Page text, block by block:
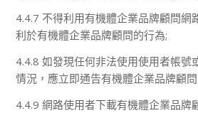
4.4.7 不得利用有機體企業品牌顧問網
利於有機體企業品牌顧問的行為;
4.4.8 如發現任何非法使用使用者帳號
情況，應立即通告有機體企業品牌顧問
4.4.9 網路使用者下載有機體企業品牌